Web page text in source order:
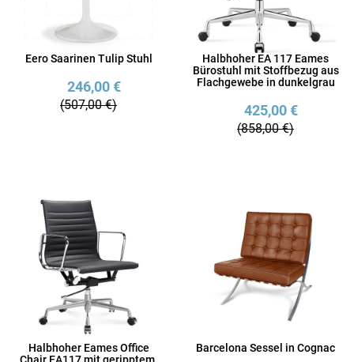
Eero Saarinen Tulip Stuhl
246,00 €
(507,00 €)
Halbhoher EA 117 Eames
Bürostuhl mit Stoffbezug aus
Flachgewebe in dunkelgrau
425,00 €
(858,00 €)
Halbhoher Eames Office
Barcelona Sessel in Cognac